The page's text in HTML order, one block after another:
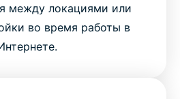
между локациями или
во время работы в